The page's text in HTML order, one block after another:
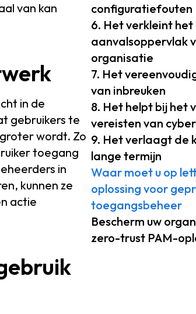
van kan
in de
gebruikers te
wordt. Zo
toegang
in
kunnen ze
actie
configuratiefouten
6. Het verkleint het
aanvalsoppervlak
organisatie
7. Het
van inbreuken
8. Het helpt bij het
vereisten van
9. Het verlaagt de
lange termijn
Waar moet u op
oplossing voor
toegangsbeheer
Bescherm uw
zero-trust PAM-